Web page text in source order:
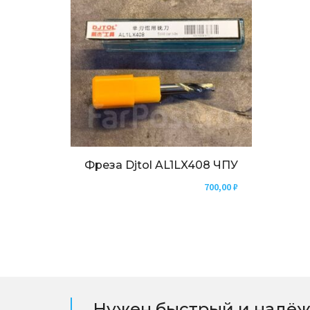
Фреза Djtol AL1LX408 ЧПУ
700,00₽